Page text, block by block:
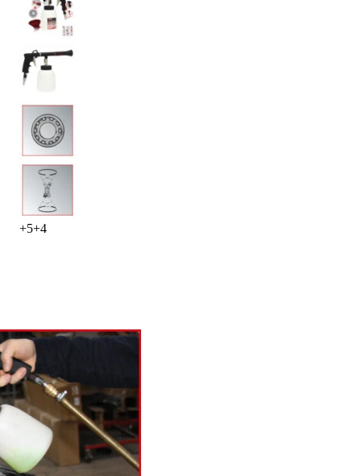
+5+4